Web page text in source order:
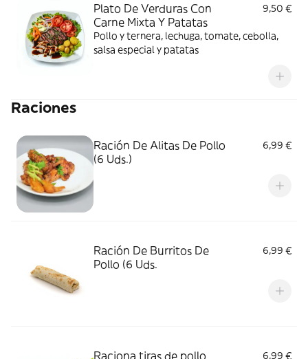
Plato De Verduras Con
Carne Mixta Y Patatas
9,50 €
Pollo y ternera, lechuga, tomate, cebolla,
salsa especial y patatas
Raciones
Ración De Alitas De Pollo
(6 Uds.)
6,99 €
Ración De Burritos De
Pollo (6 Uds.
6,99 €
Raciona tiras de pollo
6,99 €